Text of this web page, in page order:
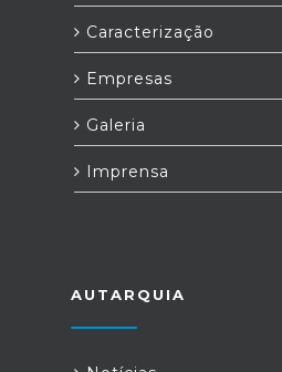
Caracterização
Empresas
Galeria
Imprensa
AUTARQUIA